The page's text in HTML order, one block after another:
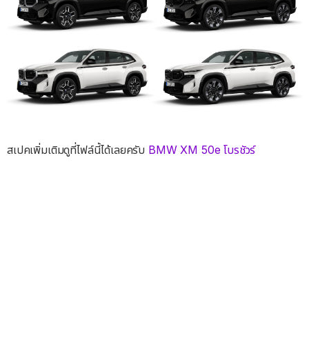
สเปคเพิ่มเติมดูที่ไฟล์นี้ได้เลยครับ BMW XM 50e โบรชัวร์